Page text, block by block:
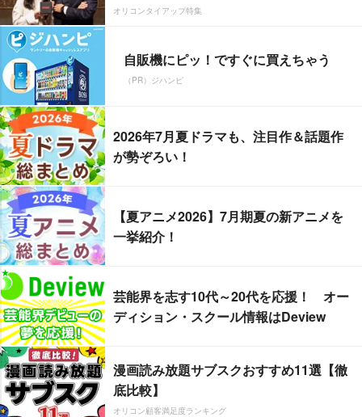
オリコンタイアップ特集
自販機にピッ！ですぐに買えちゃう
（PR）ジハンピ
2026年7月夏ドラマも、注目作＆話題作
が勢ぞろい！
【夏アニメ2026】7月期夏の新アニメを
一挙紹介！
芸能界を志す10代～20代を応援！ オー
ディション・スクール情報はDeview
漫画読み放題サブスクおすすめ11選【徹
底比較】
オリコン顧客満足度ランキング